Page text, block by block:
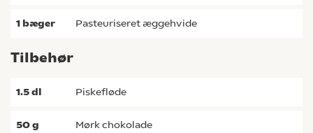
1 bæger pasteuriseret æggehvide
Tilbehør
1.5dl piskefløde
50g mørk chokolade